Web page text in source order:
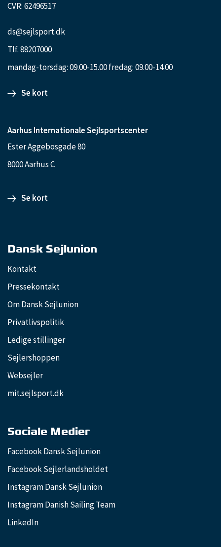
CVR: 62496517
ds@sejlsport.dk
Tlf. 88207000
mandag-torsdag: 09.00-15.00 fredag: 09.00-14.00
Se kort
Aarhus Internationale Sejlsportscenter
Ester Aggebosgade 80
8000 Aarhus C
Se kort
Dansk Sejlunion
Kontakt
Pressekontakt
Om Dansk Sejlunion
Privatlivspolitik
Ledige stillinger
Sejlershoppen
Websejler
mit.sejlsport.dk
Sociale Medier
Facebook Dansk Sejlunion
Facebook Sejlerlandsholdet
Instagram Dansk Sejlunion
Instagram Danish Sailing Team
LinkedIn